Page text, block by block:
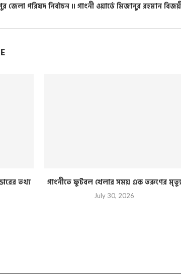
জেলা পরিষদ নির্বাচন ।। গাংনী ওয়ার্ডে মিজানুর রহমান
তথ্য
গাংনীতে ফুটবল খেলার সময় এক তরুণের মৃত্যু
July 30, 2026